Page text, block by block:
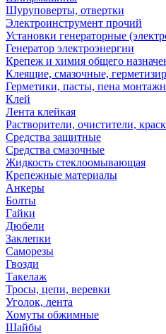
Шуруповерты, отвертки
Электроинструмент прочий
Установки генераторные
Генератор электроэнергии
Крепеж и химия общего
Клеящие, смазочные,
Герметики, пасты, пена
Клей
Лента клейкая
Растворители, очистители,
Средства защитные
Средства смазочные
Жидкость стеклоомывающая
Крепежные материалы
Анкеры
Болты
Гайки
Дюбели
Заклепки
Саморезы
Гвозди
Такелаж
Тросы, цепи, веревки
Уголок, лента
Хомуты обжимные
Шайбы